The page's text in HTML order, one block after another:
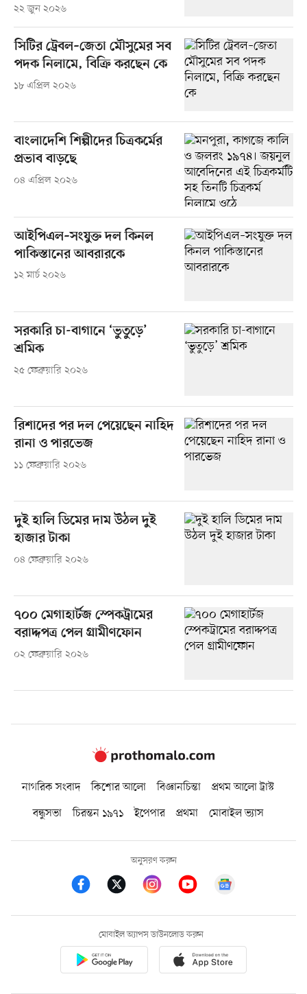
২২ জুন ২০২৬
সিটির ট্রেবল–জেতা মৌসুমের সব
পদক নিলামে, বিক্রি করছেন কে
১৮ এপ্রিল ২০২৬
বাংলাদেশি শিল্পীদের চিত্রকর্মের
প্রভাব বাড়ছে
০৪ এপ্রিল ২০২৬
আইপিএল–সংযুক্ত দল কিনল
পাকিস্তানের আবরারকে
১২ মার্চ ২০২৬
সরকারি চা-বাগানে ‘ভুতুড়ে’
শ্রমিক
২৫ ফেব্রুয়ারি ২০২৬
রিশাদের পর দল পেয়েছেন নাহিদ
রানা ও পারভেজ
১১ ফেব্রুয়ারি ২০২৬
দুই হালি ডিমের দাম উঠল দুই
হাজার টাকা
০৪ ফেব্রুয়ারি ২০২৬
৭০০ মেগাহার্টজ স্পেকট্রামের
বরাদ্দপত্র পেল গ্রামীণফোন
০২ ফেব্রুয়ারি ২০২৬
নাগরিক সংবাদ কিশোর আলো বিজ্ঞানচিন্তা
প্রথম আলো ট্রাস্ট
বন্ধুসভা
চিরন্তন ১৯৭১ ইপেপার প্রথমা মোবাইল ভ্যাস
অনুসরণ করুন
মোবাইল অ্যাপস ডাউনলোড করুন